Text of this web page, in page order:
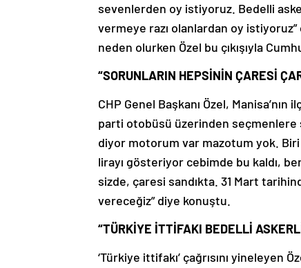
sevenlerden oy istiyoruz. Bedelli
vermeye razı olanlardan oy
neden olurken Özel bu çıkışıyla
“SORUNLARIN HEPSİNİN ÇARESİ
CHP Genel Başkanı Özel,
parti otobüsü üzerinden seçmenlere
diyor motorum var mazotum yok.
lirayı gösteriyor cebimde bu kaldı,
sizde, çaresi sandıkta. 31 Mart
vereceğiz” diye konuştu.
“TÜRKİYE İTTİFAKI BEDELLİ
‘Türkiye ittifakı’ çağrısını yineleyen